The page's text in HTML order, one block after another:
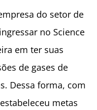
do setor de
no Science
em ter suas
de gases de
Dessa forma, com
metas